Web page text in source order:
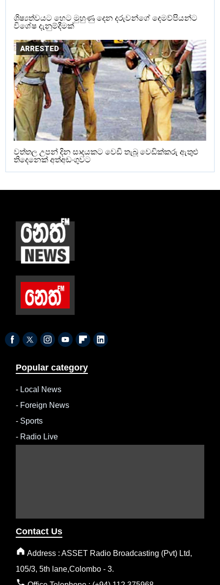
ශිෂ්‍යත්වයට හෙට මුහුණු දෙන දරුවන්ගේ දෙමව්පියන්ට
විශේෂ දැනුම්දීමක්
ARRESTED
වත්තල උපන් දින සාදයකට වෙඩි තැබූ වෙඩික්කරු ඇතුළු
තිදෙනෙක් අත්අඩංගුවට
Popular category
- Local News
- Foreign News
- Sports
- Radio Live
Contact Us
Address : ASSET Radio Broadcasting (Pvt) Ltd,
105/3, 5th lane,Colombo - 3.